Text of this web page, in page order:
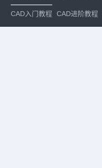
CAD入门教程 CAD进阶教程